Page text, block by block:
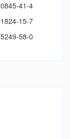
41-4
15-7
58-0